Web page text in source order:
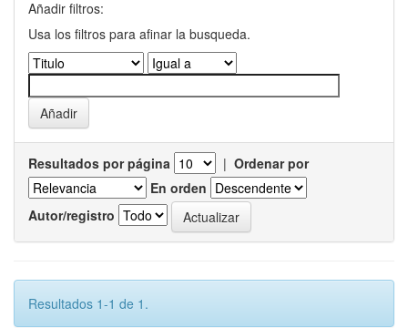
Añadir filtros:
Usa los filtros para afinar la busqueda.
Resultados por página | Ordenar por
En orden
Autor/registro
Resultados 1-1 de 1.